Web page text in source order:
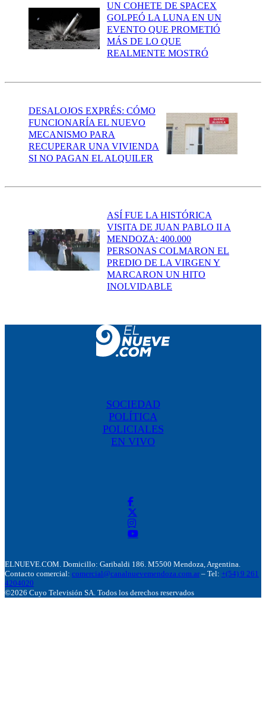
UN COHETE DE SPACEX
GOLPEÓ LA LUNA EN UN
EVENTO QUE PROMETIÓ
MÁS DE LO QUE
REALMENTE MOSTRÓ
DESALOJOS EXPRÉS: CÓMO
FUNCIONARÍA EL NUEVO
MECANISMO PARA
RECUPERAR UNA VIVIENDA
SI NO PAGAN EL ALQUILER
ASÍ FUE LA HISTÓRICA
VISITA DE JUAN PABLO II A
MENDOZA: 400.000
PERSONAS COLMARON EL
PREDIO DE LA VIRGEN Y
MARCARON UN HITO
INOLVIDABLE
SOCIEDAD
POLÍTICA
POLICIALES
EN VIVO
ELNUEVE.COM. Domicillo: Garibaldi 186. M5500 Mendoza, Argentina.
Contacto comercial: comercial@canalnuevemendoza.com.ar – Tel: +(54) 9 261
4204020
©2026 Cuyo Televisión SA. Todos los derechos reservados